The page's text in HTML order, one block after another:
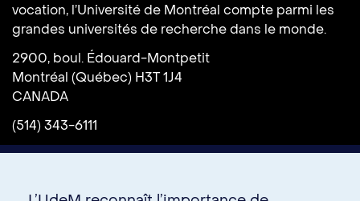
vocation, l’Université de Montréal compte parmi les
grandes universités de recherche dans le monde.
2900, boul. Édouard-Montpetit
Montréal (Québec) H3T 1J4
CANADA
(514) 343-6111